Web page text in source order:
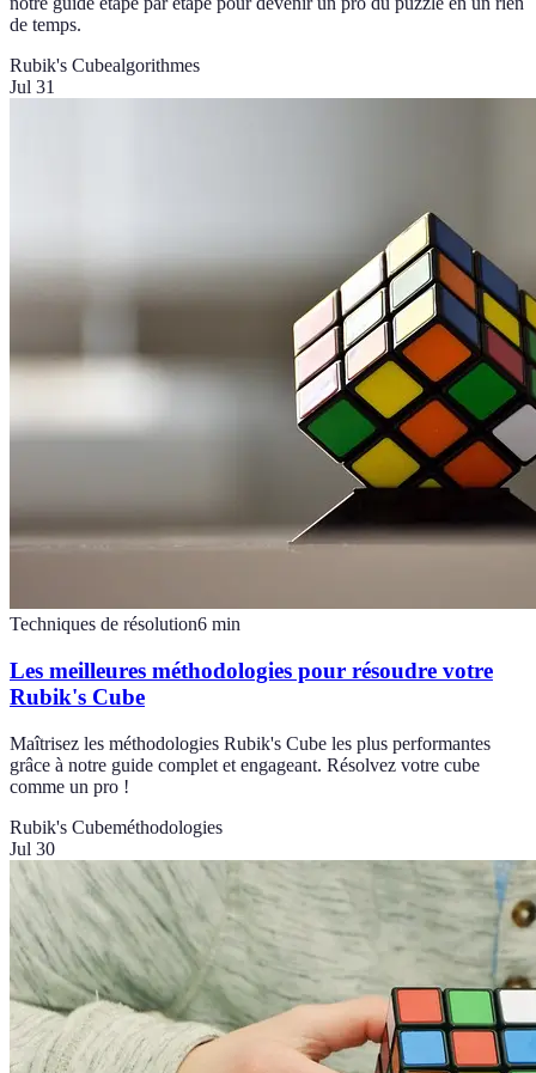
de temps.
Rubik's Cubealgorithmes
Jul 31
Techniques de résolution6 min
Les meilleures méthodologies pour résoudre votre
Rubik's Cube
Maîtrisez les méthodologies Rubik's Cube les plus performantes
grâce à notre guide complet et engageant. Résolvez votre cube
comme un pro !
Rubik's Cubeméthodologies
Jul 30